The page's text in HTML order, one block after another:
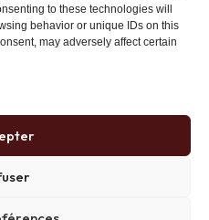
to these technologies will
behavior or unique IDs on this
may adversely affect certain
Libertés
39